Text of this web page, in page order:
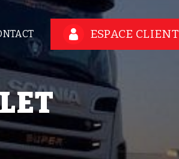
ESPACE CLIENT